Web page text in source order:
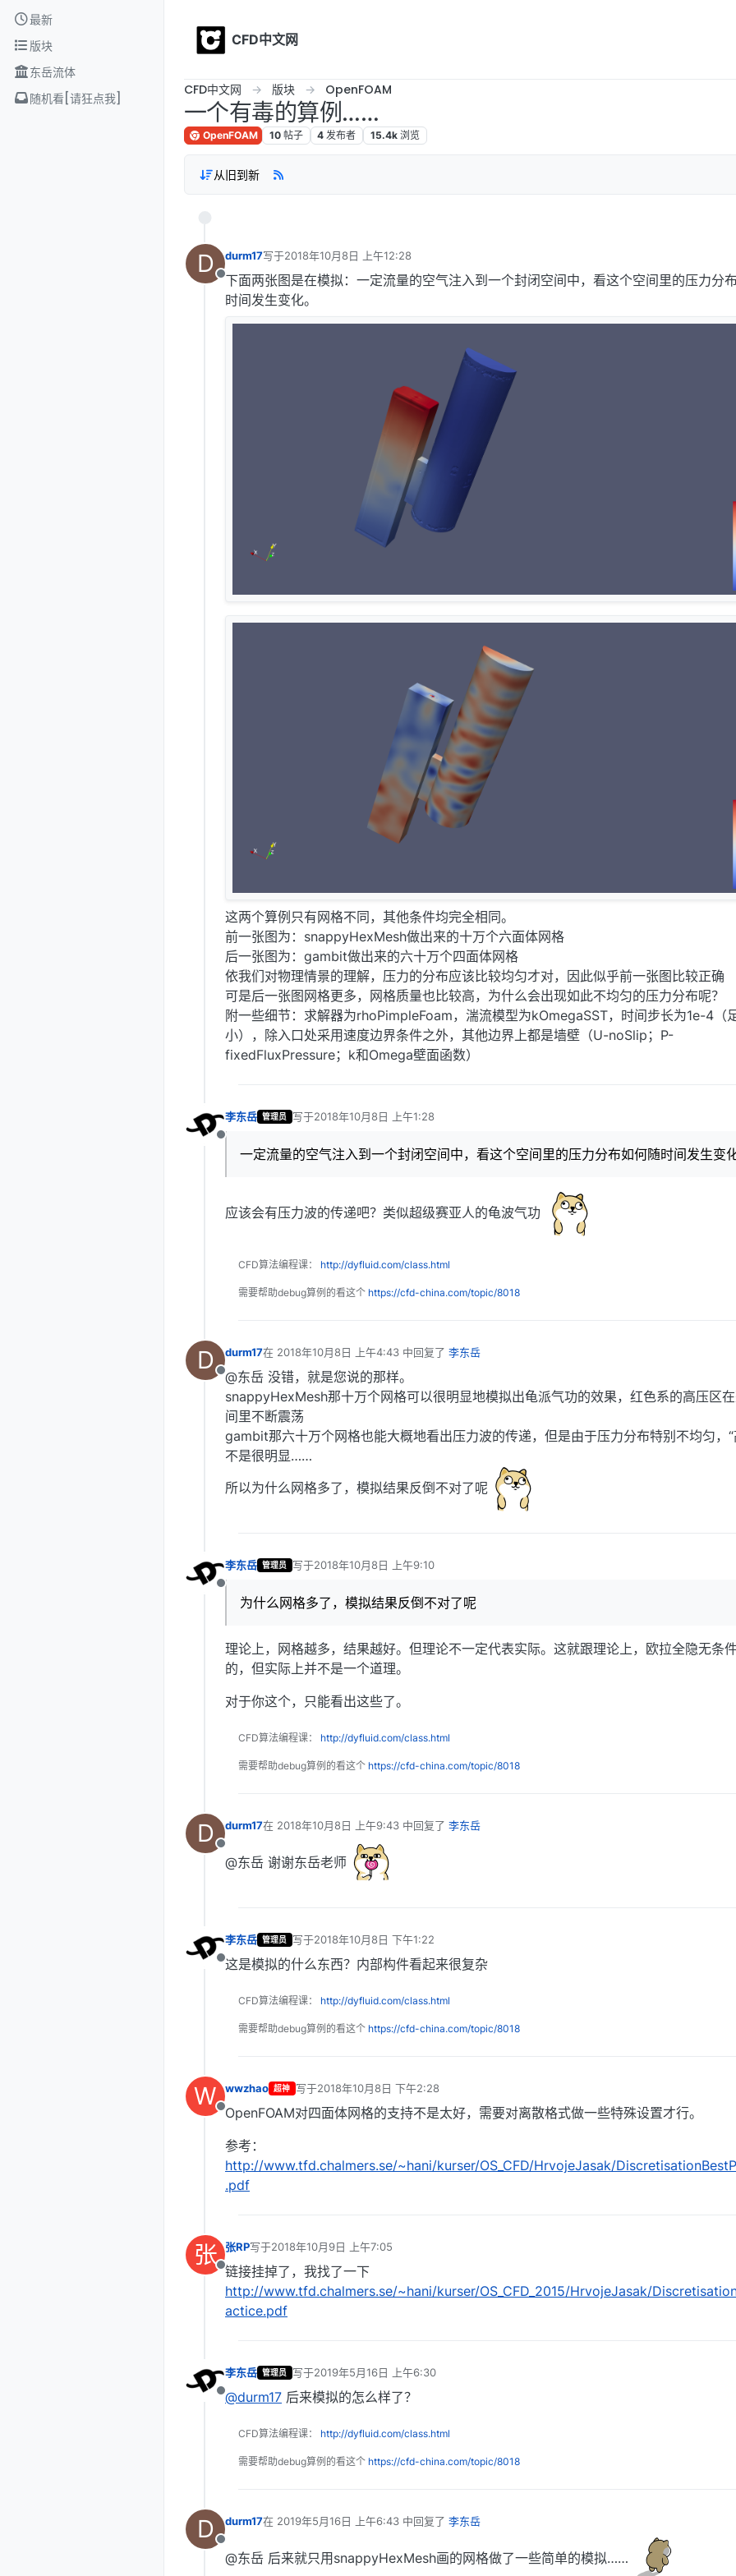
Skip to content
最新
版块
东岳流体
随机看[请狂点我]
CFD中文网
CFD中文网 版块 OpenFOAM
一个有毒的算例……
OpenFOAM 10 帖子 4 发布者 15.4k 浏览
从旧到新
D
离线
durm17写于2018年10月8日 上午12:28
最后由 编辑
下面两张图是在模拟：一定流量的空气注入到一个封闭空间中，看这个空间里的压力分
时间发生变化。
这两个算例只有网格不同，其他条件均完全相同。
前一张图为：snappyHexMesh做出来的十万个六面体网格
后一张图为：gambit做出来的六十万个四面体网格
依我们对物理情景的理解，压力的分布应该比较均匀才对，因此似乎前一张图比较正确
可是后一张图网格更多，网格质量也比较高，为什么会出现如此不均匀的压力分布呢？
附一些细节：求解器为rhoPimpleFoam，湍流模型为kOmegaSST，时间步长为1e-4（
小），除入口处采用速度边界条件之外，其他边界上都是墙壁（U-noSlip；P-
fixedFluxPressure；k和Omega壁面函数）
离线
李东岳 管理员 写于2018年10月8日 上午1:28
最后由 编辑
一定流量的空气注入到一个封闭空间中，看这个空间里的压力分布如何随时间发生变
应该会有压力波的传递吧？类似超级赛亚人的龟波气功
CFD算法编程课： http://dyfluid.com/class.html
需要帮助debug算例的看这个 https://cfd-china.com/topic/8018
D
离线
durm17在 2018年10月8日 上午4:43 中回复了 李东岳
最后由 编辑
@东岳 没错，就是您说的那样。
snappyHexMesh那十万个网格可以很明显地模拟出龟派气功的效果，红色系的高压区
间里不断震荡
gambit那六十万个网格也能大概地看出压力波的传递，但是由于压力分布特别不均匀，“
不是很明显……
所以为什么网格多了，模拟结果反倒不对了呢
离线
李东岳 管理员 写于2018年10月8日 上午9:10
最后由 编辑
为什么网格多了，模拟结果反倒不对了呢
理论上，网格越多，结果越好。但理论不一定代表实际。这就跟理论上，欧拉全隐无条
的，但实际上并不是一个道理。
对于你这个，只能看出这些了。
CFD算法编程课： http://dyfluid.com/class.html
需要帮助debug算例的看这个 https://cfd-china.com/topic/8018
D
离线
durm17在 2018年10月8日 上午9:43 中回复了 李东岳
最后由 编辑
@东岳 谢谢东岳老师
离线
李东岳 管理员 写于2018年10月8日 下午1:22
最后由 编辑
这是模拟的什么东西？内部构件看起来很复杂
CFD算法编程课： http://dyfluid.com/class.html
需要帮助debug算例的看这个 https://cfd-china.com/topic/8018
W
离线
wwzhao 超神 写于2018年10月8日 下午2:28
最后由 编辑
OpenFOAM对四面体网格的支持不是太好，需要对离散格式做一些特殊设置才行。
参考：
http://www.tfd.chalmers.se/~hani/kurser/OS_CFD/HrvojeJasak/
.pdf
张
离线
张RP写于2018年10月9日 上午7:05
最后由 编辑
链接挂掉了，我找了一下
http://www.tfd.chalmers.se/~hani/kurser/OS_CFD_2015/HrvojeJasak/
actice.pdf
离线
李东岳 管理员 写于2019年5月16日 上午6:30
最后由 编辑
@durm17 后来模拟的怎么样了？
CFD算法编程课： http://dyfluid.com/class.html
需要帮助debug算例的看这个 https://cfd-china.com/topic/8018
D
离线
durm17在 2019年5月16日 上午6:43 中回复了 李东岳
最后由 编辑
@东岳 后来就只用snappyHexMesh画的网格做了一些简单的模拟……